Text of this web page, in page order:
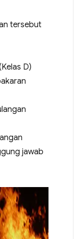
tersebut
D)
jawab